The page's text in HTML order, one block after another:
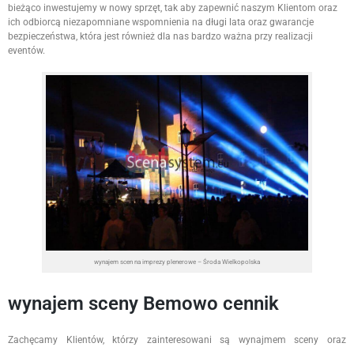
bieżąco inwestujemy w nowy sprzęt, tak aby zapewnić naszym Klientom oraz
ich odbiorcą niezapomniane wspomnienia na długi lata oraz gwarancje
bezpieczeństwa, która jest również dla nas bardzo ważna przy realizacji
eventów.
wynajem scen na imprezy plenerowe – Środa Wielkopolska
wynajem sceny Bemowo cennik
Zachęcamy Klientów, którzy zainteresowani są wynajmem sceny oraz